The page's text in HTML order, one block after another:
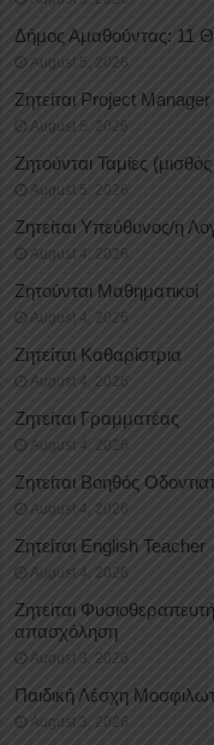
Δήμος Αμαθούντας: 11
August 5, 2026
Ζητείται Project Manager
August 5, 2026
Ζητούνται Ταμίες
August 5, 2026
Ζητείται Υπεύθυνος/η
August 4, 2026
Ζητούνται Μαθηματικοί
August 4, 2026
Ζητείται Καθαρίστρια
August 4, 2026
Ζητείται Γραμματέας
August 4, 2026
Ζητείται Βοηθός
August 4, 2026
Ζητείται English Teacher
August 4, 2026
Ζητείται
απασχόληση
August 3, 2026
Παιδική Λέσχη
August 3, 2026